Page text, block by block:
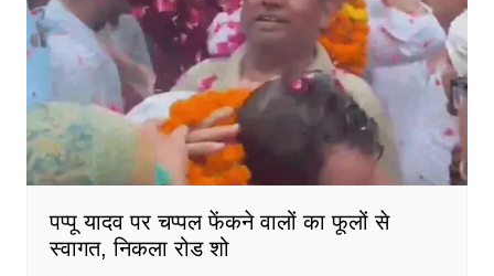
पप्पू यादव पर चप्पल फेंकने वालों का फूलों से
स्वागत, निकला रोड शो